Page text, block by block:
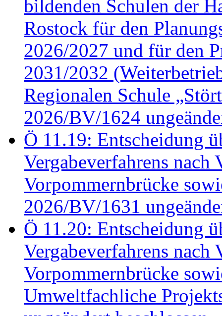
bildenden Schulen der
Rostock für den
2026/2027 und für den
2031/2032
Regionalen Schule
2026/BV/1624
Ö 11.19: Entscheidung
Vergabeverfahrens
Vorpommernbrücke
2026/BV/1631
Ö 11.20: Entscheidung
Vergabeverfahrens
Vorpommernbrücke
Umweltfachliche